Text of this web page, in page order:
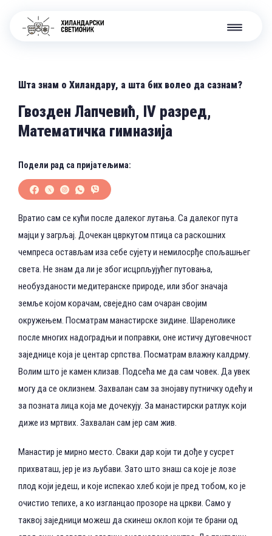
Шта знам о Хиландару, а шта бих волео да сазнам?
Гвозден Лапчевић, IV разред,
Математичка гимназија
Подели рад са пријатељима:
Вратио сам се кући после далеког лутања. Са далеког пута
мајци у загрљај. Дочекан цвркутом птица са раскошних
чемпреса остављам иза себе сујету и немилосрђе спољашњег
света. Не знам да ли је због исцрпљујућег путовања,
необузданости медитеранске природе, или због значаја
земље којом корачам, свеједно сам очаран својим
окружењем. Посматрам манастирске зидине. Шаренолике
после многих надоградњи и поправки, оне истичу дуговечност
заједнице која је центар српства. Посматрам влажну калдрму.
Волим што је камен клизав. Подсећа ме да сам човек. Да увек
могу да се оклизнем. Захвалан сам за знојаву путничку одећу и
за позната лица која ме дочекују. За манастирски ратлук који
диже из мртвих. Захвалан сам јер сам жив.
Манастир је мирно место. Сваки дар који ти дође у сусрет
прихваташ, јер је из љубави. Зато што знаш са које је лозе
плод који једеш, и које испекао хлеб који је пред тобом, ко је
очистио тепихе, а ко изгланцао прозоре на цркви. Само у
таквој заједници можеш да скинеш оклоп који те брани од